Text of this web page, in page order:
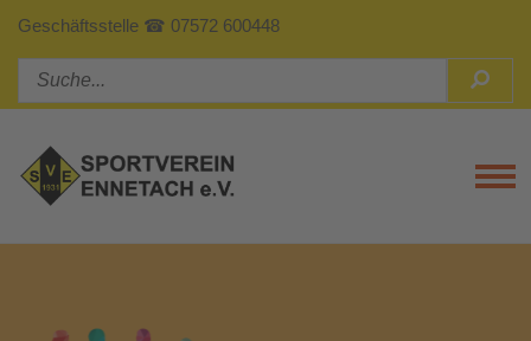
Geschäftsstelle ☎ 07572 600448